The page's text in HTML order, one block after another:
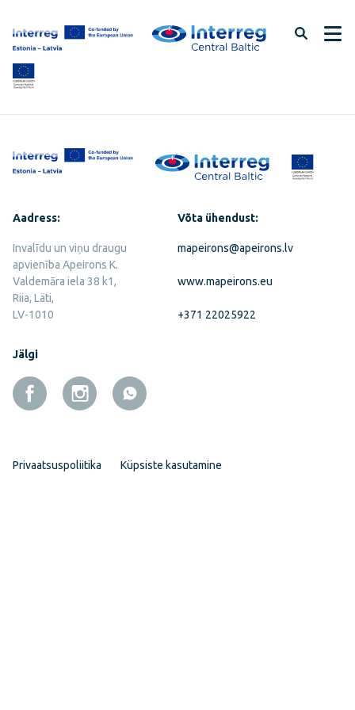
lehe
sisu
vahele
Aadress:
Invalīdu un viņu draugu
apvienība Apeirons K.
Valdemāra iela 38 k1,
Riia, Läti,
LV-1010
Võta ühendust:
mapeirons@apeirons.lv
www.mapeirons.eu
+371 22025922
Jälgi
Privaatsuspoliitika Küpsiste kasutamine